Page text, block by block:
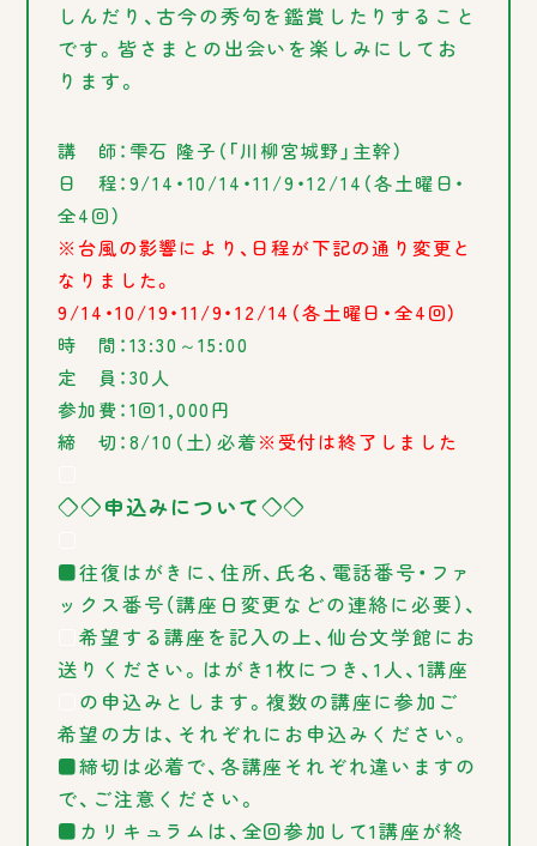
しんだり、古今の秀句を鑑賞したりすること
です。皆さまとの出会いを楽しみにしてお
ります。
講 師：雫石 隆子（「川柳宮城野」主幹）
日 程：9/14・10/14・11/9・12/14（各土曜日・
全4回）
※台風の影響により、日程が下記の通り変更と
なりました。
9/14・10/19・11/9・12/14（各土曜日・全4回）
時 間：13:30～15:00
定 員：30人
参加費：1回1,000円
締 切：8/10（土）必着※受付は終了しました
◇◇申込みについて◇◇
■往復はがきに、住所、氏名、電話番号・ファ
ックス番号（講座日変更などの連絡に必要）、
□希望する講座を記入の上、仙台文学館にお
送りください。はがき1枚につき、1人、1講座
の申込みとします。複数の講座に参加ご
希望の方は、それぞれにお申込みください。
■締切は必着で、各講座それぞれ違いますの
で、ご注意ください。
■カリキュラムは、全回参加して1講座が終